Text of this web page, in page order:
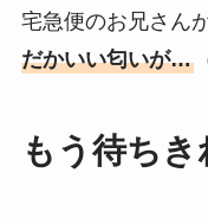
宅急便のお兄さん
だかいい匂いが…
もう待ちき